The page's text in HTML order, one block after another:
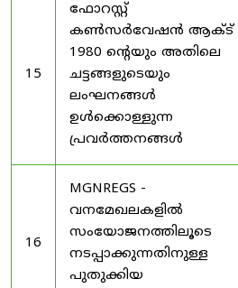
15
ഫോറസ്റ്റ്
കൺസർവേഷൻ ആക്ട്
1980 ൻ്റെയും അതിലെ
ചട്ടങ്ങളുടെയും
ലംഘനങ്ങൾ
ഉൾക്കൊള്ളുന്ന
പ്രവർത്തനങ്ങൾ
16
MGNREGS -
വനമേഖലകളിൽ
സംയോജനത്തിലൂടെ
നടപ്പാക്കുന്നതിനുള്ള
പുതുക്കിയ